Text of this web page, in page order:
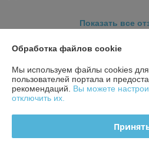
Показать все
Контакты
Доставка и оплата
Обработка файлов cookie
Мы используем файлы cookies для
пользователей портала и
рекомендаций. Вы можете
отключить их.